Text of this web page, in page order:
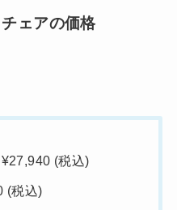
ェアの価格
(税込)
(税込)